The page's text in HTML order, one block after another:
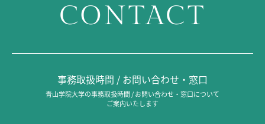
CONTACT
事務取扱時間 / お問い合わせ・窓口
青山学院大学の事務取扱時間 / お問い合わせ・窓口について
ご案内いたします